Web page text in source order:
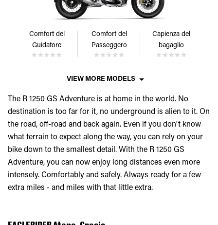
Comfort del
Guidatore
Comfort del
Passeggero
Capienza del
bagaglio
VIEW MORE MODELS
The R 1250 GS Adventure is at home in the world. No
destination is too far for it, no underground is alien to it. On
the road, off-road and back again. Even if you don't know
what terrain to expect along the way, you can rely on your
bike down to the smallest detail. With the R 1250 GS
Adventure, you can now enjoy long distances even more
intensely. Comfortably and safely. Always ready for a few
extra miles - and miles with that little extra.